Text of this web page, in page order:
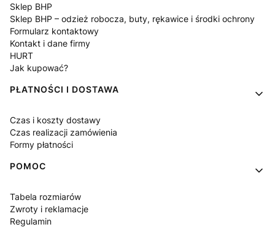
Sklep BHP
Sklep BHP – odzież robocza, buty, rękawice i środki ochrony
Formularz kontaktowy
Kontakt i dane firmy
HURT
Jak kupować?
PŁATNOŚCI I DOSTAWA
Czas i koszty dostawy
Czas realizacji zamówienia
Formy płatności
POMOC
Tabela rozmiarów
Zwroty i reklamacje
Regulamin